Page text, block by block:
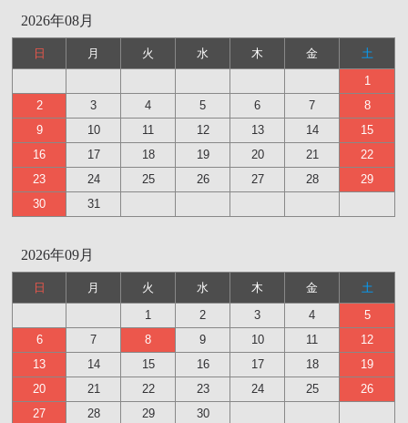
2026年08月
日 月 火 水 木 金
土
1
2
3 4 5 6 7
8
9
10 11 12 13 14
15
16
17 18 19 20 21
22
23
24 25 26 27 28
29
30
31
2026年09月
日 月 火 水 木 金
土
1
2 3 4
5
6
7 8 9 10 11
12
13
14 15 16 17 18
19
20
21 22 23 24 25
26
27
28 29 30